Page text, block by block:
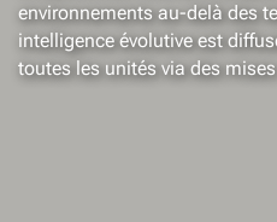
environnements au-delà des
intelligence évolutive est
toutes les unités via des